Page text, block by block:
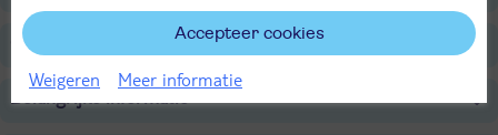
Overige informatie
Accepteer cookies
Weigeren Meer informatie